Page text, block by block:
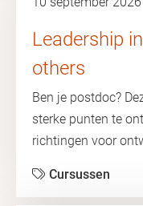
Leadership
others
Ben je postdoc?
sterke punten te
richtingen voor
Cursussen